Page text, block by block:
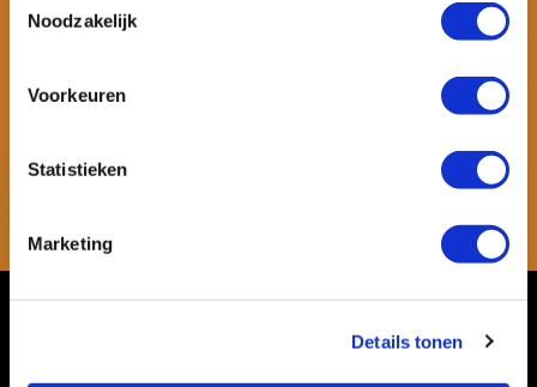
Noodzakelijk
Voorkeuren
Statistieken
Marketing
Details tonen
nieuwsbrief met allerlei suptips en persoonlijk advies. Schrijf je dan
Abonneer